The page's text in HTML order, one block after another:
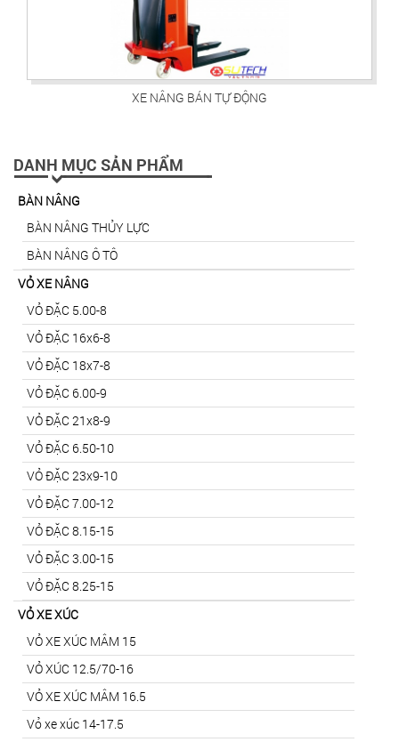
XE NÂNG BÁN TỰ ĐỘNG
DANH MỤC SẢN PHẨM
BÀN NÂNG
BÀN NÂNG THỦY LỰC
BÀN NÂNG Ô TÔ
VỎ XE NÂNG
VỎ ĐẶC 5.00-8
VỎ ĐẶC 16x6-8
VỎ ĐẶC 18x7-8
VỎ ĐẶC 6.00-9
VỎ ĐẶC 21x8-9
VỎ ĐẶC 6.50-10
VỎ ĐẶC 23x9-10
VỎ ĐẶC 7.00-12
VỎ ĐẶC 8.15-15
VỎ ĐẶC 3.00-15
VỎ ĐẶC 8.25-15
VỎ XE XÚC
VỎ XE XÚC MÂM 15
VỎ XÚC 12.5/70-16
VỎ XE XÚC MÂM 16.5
Vỏ xe xúc 14-17.5